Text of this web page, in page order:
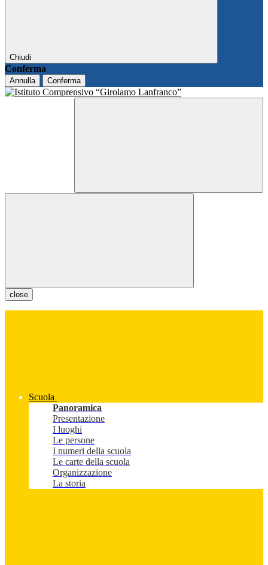
Chiudi
Conferma
Annulla Conferma
close
Scuola
Panoramica
Presentazione
I luoghi
Le persone
I numeri della scuola
Le carte della scuola
Organizzazione
La storia